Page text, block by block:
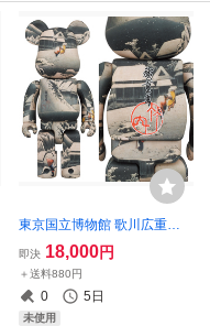
東京国立博物館 歌川広重
「東海道五十三次」蒲原 40
0%ベアブリック/未使用
即決 18,000円
＋送料880円
0 5日
未使用